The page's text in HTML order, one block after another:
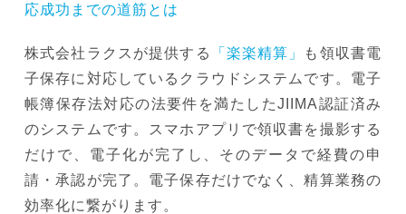
応成功までの道筋とは
株式会社ラクスが提供する 「楽楽精算」
も領収書電
子保存に対応しているクラウドシステムです。電子
帳簿保存法対応の法要件を満たしたJIIMA認証済み
のシステムです。スマホアプリで領収書を撮影する
だけで、電子化が完了し、そのデータで経費の申
請・承認が完了。電子保存だけでなく、精算業務の
効率化に繋がります。